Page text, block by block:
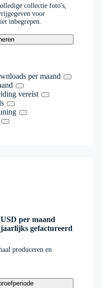
collectie foto's,
voor
inbegrepen.
per maand
vereist
USD per maand
jaarlijks gefactureerd
produceren en